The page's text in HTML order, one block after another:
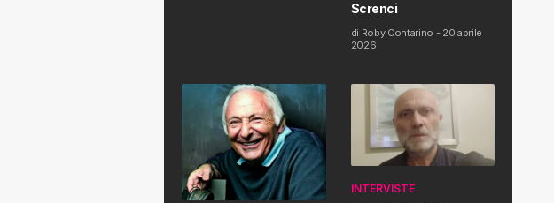
Screnci
di Roby Contarino - 20 aprile
2026
INTERVISTE